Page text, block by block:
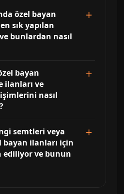
özel bayan
sık yapılan
bunlardan nasıl
bayan
ilanları ve
nasıl
semtleri veya
bayan ilanları için
ediliyor ve bunun